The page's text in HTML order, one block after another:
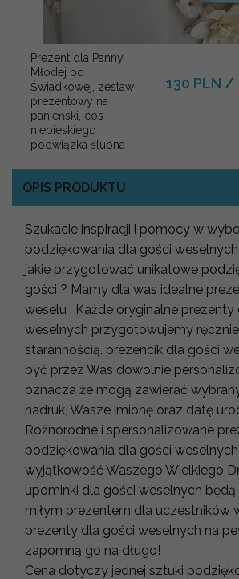
Prezent dla Panny
Młodej od
Świadkowej, zestaw
prezentowy na
panieński, cos
niebieskiego
podwiązka ślubna
130 PLN /
OPIS PRODUKTU
Szukacie inspiracji i pomocy w
podziękowania dla gości
jakie przygotować unikatowe
gości ? Mamy dla was idealne
weselu . Każde oryginalne prezenty
weselnych przygotowujemy
starannością. prezencik dla gości
być przez Was dowolnie
oznacza że mogą zawierać
nadruk, Wasze imionę oraz datę
Różnorodne i spersonalizowane
podziękowania dla gości
wyjątkowość Waszego Wielkiego
upominki dla gości weselnych
miłym prezentem dla uczestników
prezenty dla gości weselnych na
zapomną go na długo!
Cena dotyczy jednej sztuki